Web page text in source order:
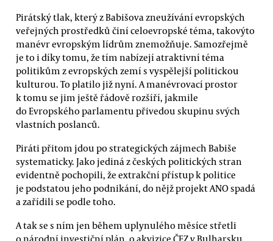
Pirátský tlak, který z Babišova zneužívání evropských
veřejných prostředků činí celoevropské téma, takovýto
manévr evropským lídrům znemožňuje. Samozřejmě
je to i díky tomu, že tím nabízejí atraktivní téma
politikům z evropských zemí s vyspělejší politickou
kulturou. To platilo již nyní. A manévrovací prostor
k tomu se jim ještě řádově rozšíří, jakmile
do Evropského parlamentu přivedou skupinu svých
vlastních poslanců.
Piráti přitom jdou po strategických zájmech Babiše
systematicky. Jako jediná z českých politických stran
evidentně pochopili, že extrakční přístup k politice
je podstatou jeho podnikání, do nějž projekt ANO spadá
a zařídili se podle toho.
A tak se s ním jen během uplynulého měsíce střetli